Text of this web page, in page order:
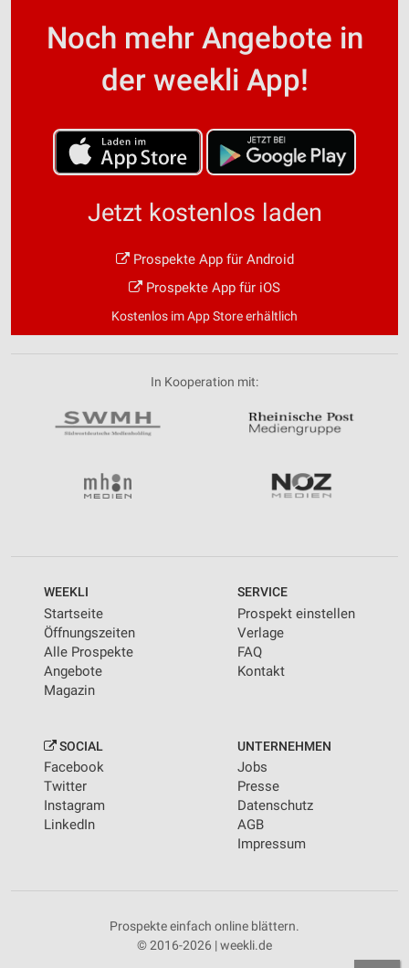
Noch mehr Angebote in
der weekli App!
Jetzt kostenlos laden
Prospekte App für Android
Prospekte App für iOS
Kostenlos im App Store erhältlich
In Kooperation mit:
WEEKLI
Startseite
Öffnungszeiten
Alle Prospekte
Angebote
Magazin
SERVICE
Prospekt einstellen
Verlage
FAQ
Kontakt
SOCIAL
Facebook
Twitter
Instagram
LinkedIn
UNTERNEHMEN
Jobs
Presse
Datenschutz
AGB
Impressum
Prospekte einfach online blättern.
© 2016-2026 | weekli.de